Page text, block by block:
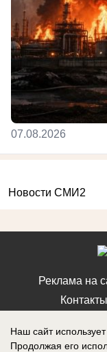
07.08.2026
Новости СМИ2
Реклама на
Контакты
Наш сайт использует
Продолжая его